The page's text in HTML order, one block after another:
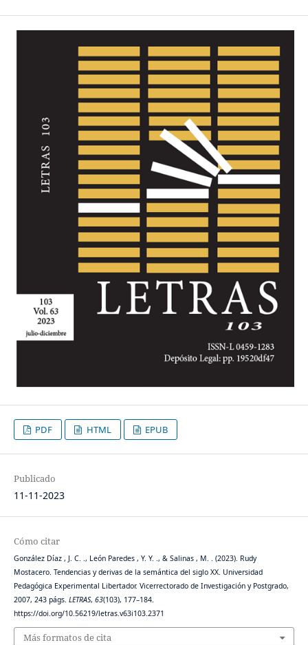
PDF HTML EPUB
Publicado
11-11-2023
Cómo citar
González Díaz , J. C. ., León Paredes , Y. Y. ., & Salinas , M. . (2023). Rudy
Mostacero. Tendencias y derivas de la semántica del siglo XX. Universidad
Pedagógica Experimental Libertador. Vicerrectorado de Investigación y Postgrado,
2007, 243 págs. LETRAS, 63(103), 177–184.
https://doi.org/10.56219/letras.v63i103.2371
Más formatos de cita